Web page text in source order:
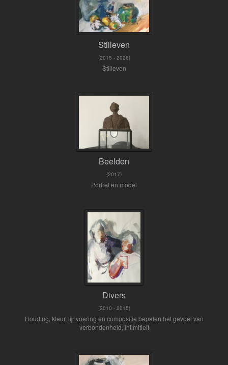
Stilleven
(2015 - 2026)
Stilleven
Beelden
(2017)
Portret en model
Divers
(2010 - 2015)
Houding, kleur, lijnvoering en compositie bepalen het gevoel van
verbondenheid, intimitieit